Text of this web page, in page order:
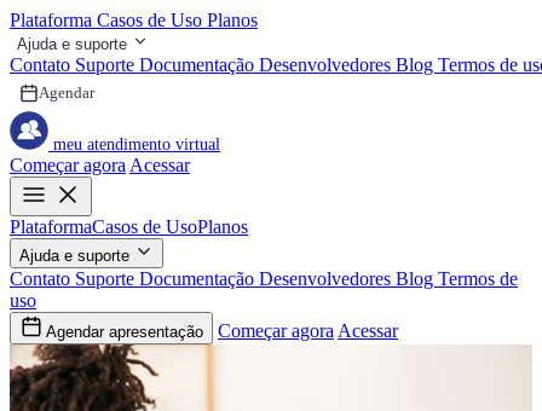
Plataforma Casos de Uso Planos
Ajuda e suporte
Contato Suporte Documentação Desenvolvedores Blog Termos de
Agendar
meu atendimento virtual
Começar agora Acessar
PlataformaCasos de UsoPlanos
Ajuda e suporte
Contato Suporte Documentação Desenvolvedores Blog Termos de
uso
Agendar apresentação Começar agora Acessar